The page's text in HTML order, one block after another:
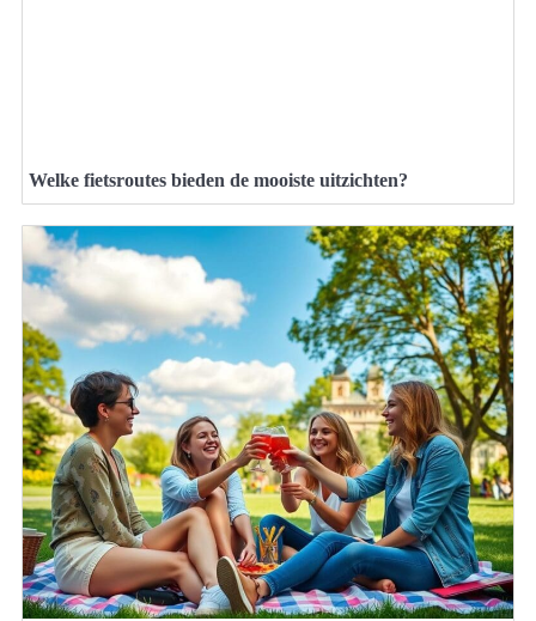
Welke fietsroutes bieden de mooiste uitzichten?